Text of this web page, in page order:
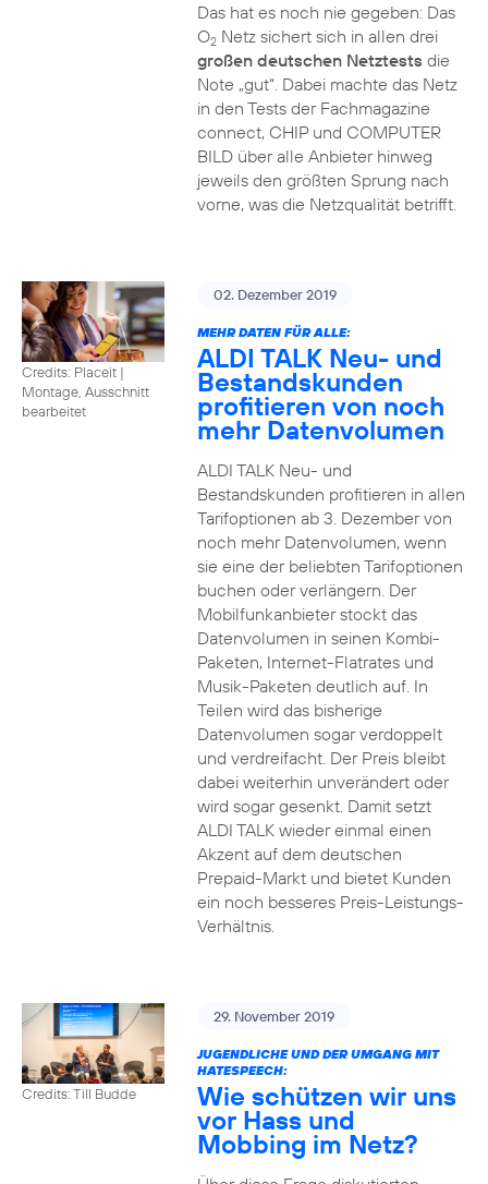
Das hat es noch nie gegeben: Das
O2Netz sichert sich in allen drei
großen deutschen Netztests die
Note „gut“. Dabei machte das Netz
in den Tests der Fachmagazine
connect, CHIP und COMPUTER
BILD über alle Anbieter hinweg
jeweils den größten Sprung nach
vorne, was die Netzqualität betrifft.
Credits: Placeit |
Montage, Ausschnitt
bearbeitet
02. Dezember 2019
MEHR DATEN FÜR ALLE:
ALDI TALK Neu- und
Bestandskunden
profitieren von noch
mehr Datenvolumen
ALDI TALK Neu- und
Bestandskunden profitieren in allen
Tarifoptionen ab 3. Dezember von
noch mehr Datenvolumen, wenn
sie eine der beliebten Tarifoptionen
buchen oder verlängern. Der
Mobilfunkanbieter stockt das
Datenvolumen in seinen Kombi-
Paketen, Internet-Flatrates und
Musik-Paketen deutlich auf. In
Teilen wird das bisherige
Datenvolumen sogar verdoppelt
und verdreifacht. Der Preis bleibt
dabei weiterhin unverändert oder
wird sogar gesenkt. Damit setzt
ALDI TALK wieder einmal einen
Akzent auf dem deutschen
Prepaid-Markt und bietet Kunden
ein noch besseres Preis-Leistungs-
Verhältnis.
Credits: Till Budde
29. November 2019
JUGENDLICHE UND DER UMGANG MIT
HATESPEECH:
Wie schützen wir uns
vor Hass und
Mobbing im Netz?